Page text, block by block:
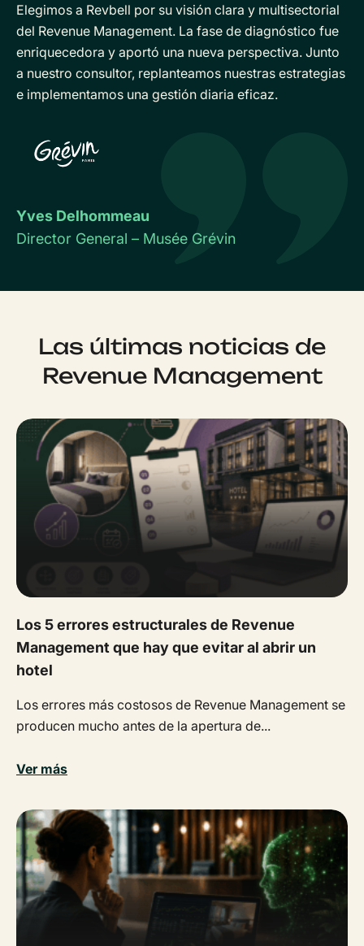
Elegimos a Revbell por su visión clara y multisectorial
del Revenue Management. La fase de diagnóstico fue
enriquecedora y aportó una nueva perspectiva. Junto
a nuestro consultor, replanteamos nuestras estrategias
e implementamos una gestión diaria eficaz.
Yves Delhommeau
Director General – Musée Grévin
Las últimas noticias de
Revenue Management
Los 5 errores estructurales de Revenue
Management que hay que evitar al abrir un
hotel
Los errores más costosos de Revenue Management se
producen mucho antes de la apertura de...
Ver más